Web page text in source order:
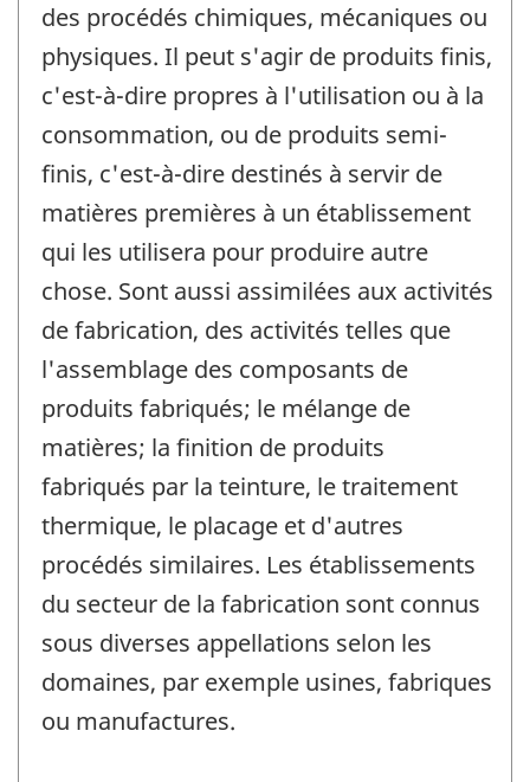
des procédés chimiques, mécaniques ou
physiques. Il peut s'agir de produits finis,
c'est-à-dire propres à l'utilisation ou à la
consommation, ou de produits semi-
finis, c'est-à-dire destinés à servir de
matières premières à un établissement
qui les utilisera pour produire autre
chose. Sont aussi assimilées aux activités
de fabrication, des activités telles que
l'assemblage des composants de
produits fabriqués; le mélange de
matières; la finition de produits
fabriqués par la teinture, le traitement
thermique, le placage et d'autres
procédés similaires. Les établissements
du secteur de la fabrication sont connus
sous diverses appellations selon les
domaines, par exemple usines, fabriques
ou manufactures.